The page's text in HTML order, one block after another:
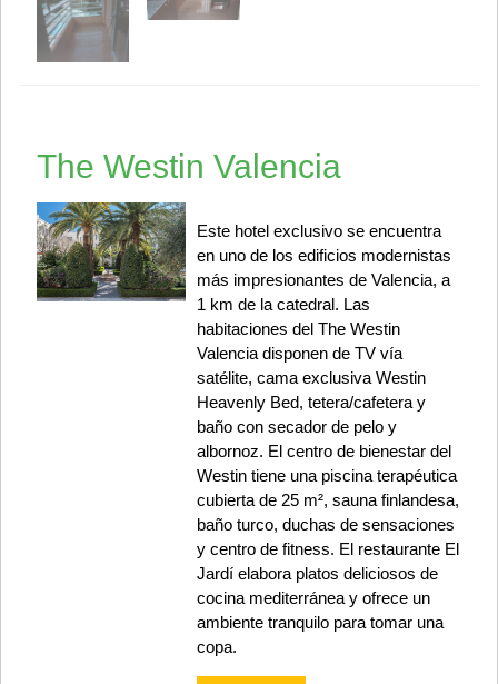
The Westin Valencia
Este hotel exclusivo se encuentra
en uno de los edificios modernistas
más impresionantes de Valencia, a
1 km de la catedral. Las
habitaciones del The Westin
Valencia disponen de TV vía
satélite, cama exclusiva Westin
Heavenly Bed, tetera/cafetera y
baño con secador de pelo y
albornoz. El centro de bienestar del
Westin tiene una piscina terapéutica
cubierta de 25 m², sauna finlandesa,
baño turco, duchas de sensaciones
y centro de fitness. El restaurante El
Jardí elabora platos deliciosos de
cocina mediterránea y ofrece un
ambiente tranquilo para tomar una
copa.